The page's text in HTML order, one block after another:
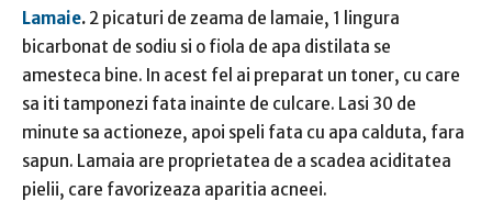
Lamaie. 2 picaturi de zeama de lamaie, 1 lingura
bicarbonat de sodiu si o fiola de apa distilata se
amesteca bine. In acest fel ai preparat un toner, cu care
sa iti tamponezi fata inainte de culcare. Lasi 30 de
minute sa actioneze, apoi speli fata cu apa calduta, fara
sapun. Lamaia are proprietatea de a scadea aciditatea
pielii, care favorizeaza aparitia acneei.